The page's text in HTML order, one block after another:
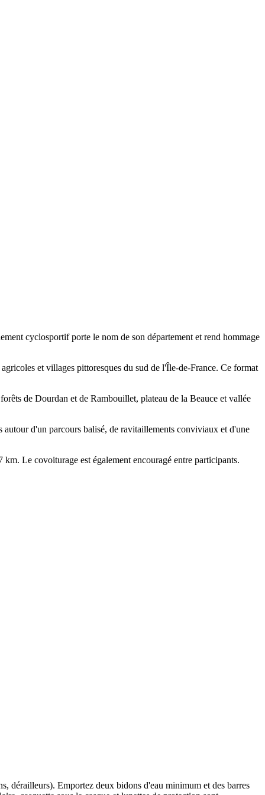
cyclosportif porte le nom de son département et rend hommage
et villages pittoresques du sud de l'Île-de-France. Ce format
de Dourdan et de Rambouillet, plateau de la Beauce et vallée
d'un parcours balisé, de ravitaillements conviviaux et d'une
Le covoiturage est également encouragé entre participants.
dérailleurs). Emportez deux bidons d'eau minimum et des barres